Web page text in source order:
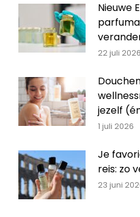
Nieuwe
22 juli 2026
jezelf
1 juli 2026
Je
reis: zo
23 juni